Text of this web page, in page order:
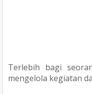
Terlebih bagi
mengelola kegiatan